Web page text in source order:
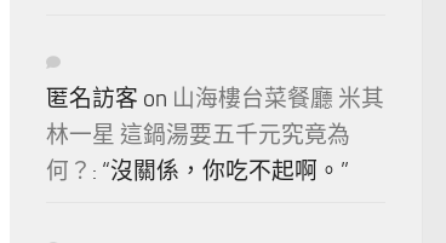
匿名訪客 on 山海樓台菜餐廳 米其
林一星 這鍋湯要五千元究竟為
何？ : “沒關係，你吃不起啊。 ”